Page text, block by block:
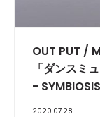
OUT PUT /
「ダンスミ
-
2020.07.28